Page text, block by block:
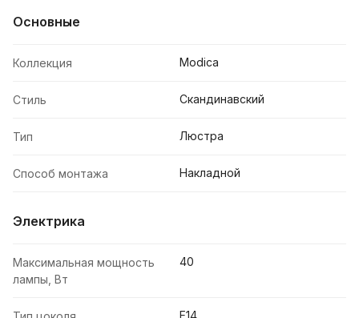
Основные
Коллекция Modica
Стиль Скандинавский
Тип Люстра
Способ монтажа Накладной
Электрика
Максимальная мощность
лампы, Вт
40